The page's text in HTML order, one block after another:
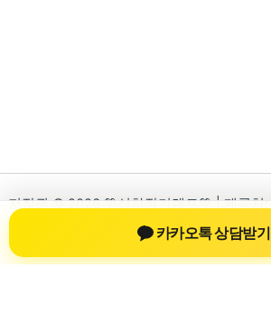
저작권 © 2026 💚신차장기렌트💚 | 제공처:
테마
카카오톡 상담받기